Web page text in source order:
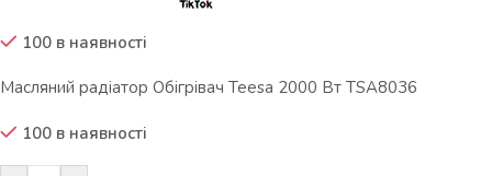
100 в наявності
Масляний радіатор Обігрівач Teesa 2000 Вт TSA8036
100 в наявності